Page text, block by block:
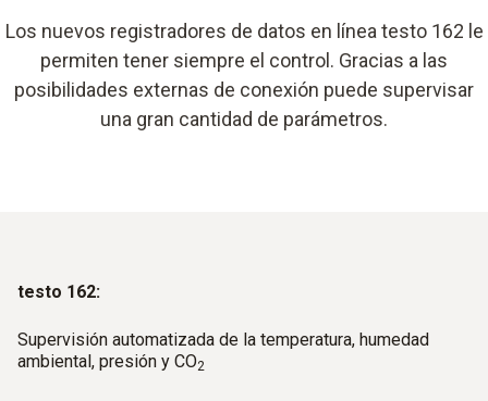
Los nuevos registradores de datos en línea testo 162 le
permiten tener siempre el control. Gracias a las
posibilidades externas de conexión puede supervisar
una gran cantidad de parámetros.
testo 162:
Supervisión automatizada de la temperatura, humedad
ambiental, presión y CO2